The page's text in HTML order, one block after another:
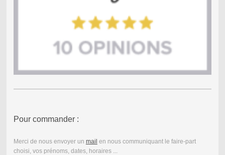
Pour commander :
Merci de nous envoyer un mail en nous communiquant le faire-part
choisi, vos prénoms, dates, horaires ...